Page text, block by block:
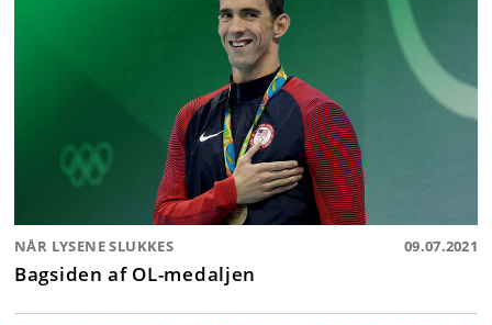
NÅR LYSENE SLUKKES 09.07.2021
Bagsiden af OL-medaljen